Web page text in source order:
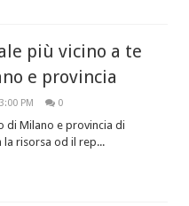
più vicino a te
e provincia
PM 0
di Milano e provincia di
risorsa od il rep...